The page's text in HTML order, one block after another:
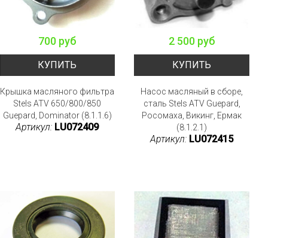
700 руб
КУПИТЬ
Крышка масляного фильтра
Stels ATV 650/800/850
Guepard, Dominator (8.1.1.6)
Артикул: LU072409
2 500 руб
КУПИТЬ
Насос масляный в сборе,
сталь Stels ATV Guepard,
Росомаха, Викинг, Ермак
(8.1.2.1)
Артикул: LU072415